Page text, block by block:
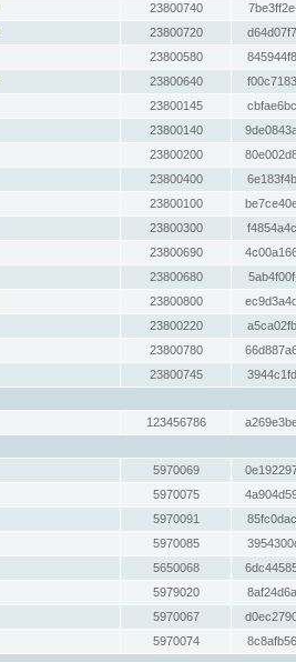
23800740
23800720
23800580
23800640
23800145
23800140
23800200
23800400
23800100
23800300
23800690
23800680
23800800
23800220
23800780
23800745
123456786
5970069
5970075
5970091
5970085
5650068
5979020
5970067
5970074